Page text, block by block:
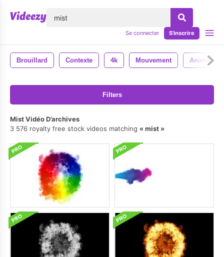
Se connecter S'inscrire
Brouillard Contexte 4k Mouvement Animé
Filters
Mist Vidéo D’archives
3 576 royalty free stock videos matching
mist